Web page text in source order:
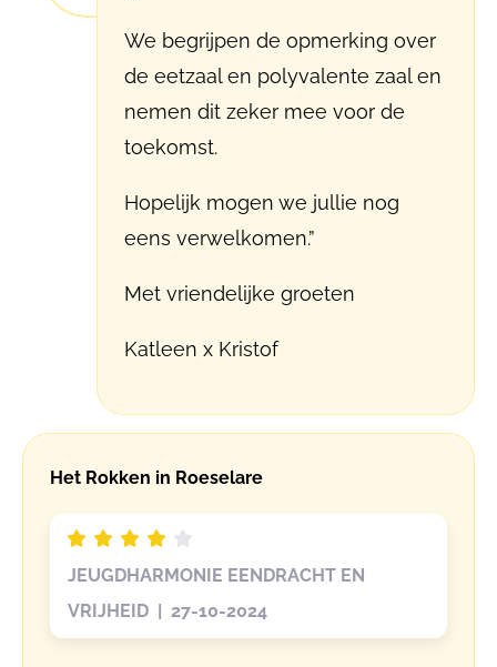
We begrijpen de opmerking over
de eetzaal en polyvalente zaal en
nemen dit zeker mee voor de
toekomst.
Hopelijk mogen we jullie nog
eens verwelkomen.”
Met vriendelijke groeten
Katleen x Kristof
Het Rokken in Roeselare
JEUGDHARMONIE EENDRACHT EN
VRIJHEID | 27-10-2024